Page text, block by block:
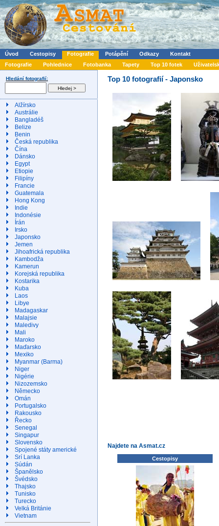
Úvod Cestopisy Fotografie Potápění Odkazy
Kontakt
Fotografie
Pohlednice Fotobanka Tapety Top 10 fotek
Hledání fotografií:
Alžírsko
Austrálie
Bangladéš
Belize
Benin
Česká republika
Čína
Dánsko
Egypt
Etiopie
Filipíny
Francie
Guatemala
Hong Kong
Indie
Indonésie
Írán
Irsko
Japonsko
Jemen
Jihoafrická republika
Kambodža
Kamerun
Korejská republika
Kostarika
Kuba
Laos
Libye
Madagaskar
Malajsie
Maledivy
Mali
Maroko
Maďarsko
Mexiko
Myanmar (Barma)
Niger
Nigérie
Nizozemsko
Německo
Omán
Portugalsko
Rakousko
Řecko
Senegal
Singapur
Slovensko
Spojené státy americké
Srí Lanka
Súdán
Španělsko
Švédsko
Thajsko
Tunisko
Turecko
Velká Británie
Vietnam
Top 10 fotografií - Japonsko
Najdete na Asmat.cz
Cestopisy